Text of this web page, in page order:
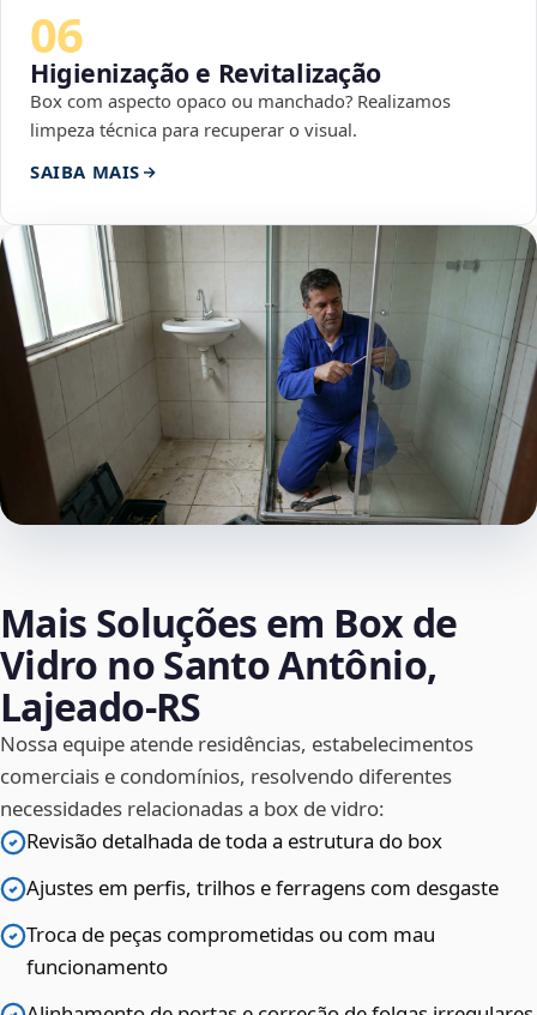
06
Higienização e Revitalização
Box com aspecto opaco ou manchado? Realizamos
limpeza técnica para recuperar o visual.
SAIBA MAIS
Mais Soluções em Box de
Vidro no Santo Antônio,
Lajeado‑RS
Nossa equipe atende residências, estabelecimentos
comerciais e condomínios, resolvendo diferentes
necessidades relacionadas a box de vidro:
Revisão detalhada de toda a estrutura do box
Ajustes em perfis, trilhos e ferragens com desgaste
Troca de peças comprometidas ou com mau
funcionamento